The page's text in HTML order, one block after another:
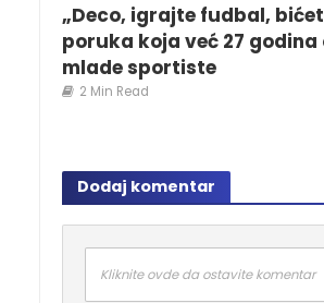
„Deco, igrajte fudbal,
poruka koja već 27
mlade sportiste
2 Min Read
Dodaj komentar
Kliknite ovde da ostavite komentar